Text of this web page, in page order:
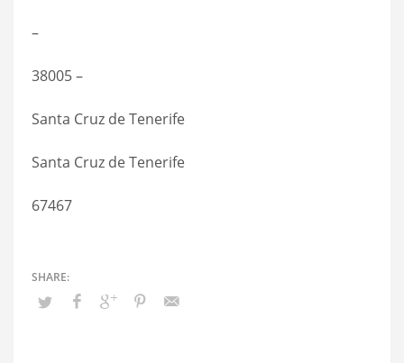
–
38005 –
Santa Cruz de Tenerife
Santa Cruz de Tenerife
67467